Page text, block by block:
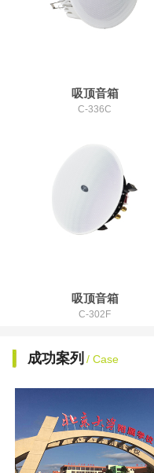
吸顶音箱
C-336C
吸顶音箱
C-302F
成功案列 / Case